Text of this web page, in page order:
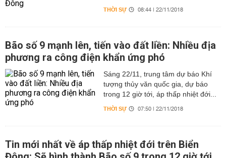
THỜI SỰ 08:44 | 22/11/2018
Bão số 9 mạnh lên, tiến vào đất liền: Nhiều địa
phương ra công điện khẩn ứng phó
Sáng 22/11, trung tâm dự báo Khí
tượng thủy văn quốc gia, dự báo
trong 12 giờ tới, áp thấp nhiệt đới...
THỜI SỰ 07:50 | 22/11/2018
Tin mới nhất về áp thấp nhiệt đới trên Biển